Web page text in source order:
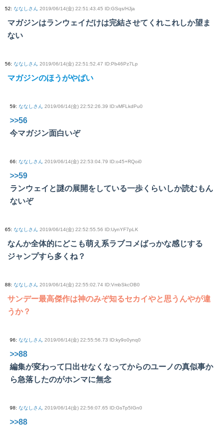
52: ななしさん 2019/06/14(金) 22:51:43.45 ID:GSqs/HJja
マガジンはランウェイだけは完結させてくれこれしか望ま
ない
56: ななしさん 2019/06/14(金) 22:51:52.47 ID:Pb46Pz7Lp
マガジンのほうがやばい
59: ななしさん 2019/06/14(金) 22:52:26.39 ID:vMFLkdPu0
>>56
今マガジン面白いぞ
66: ななしさん 2019/06/14(金) 22:53:04.79 ID:o45+RQoi0
>>59
ランウェイと謎の展開をしている一歩くらいしか読むもん
ないぞ
65: ななしさん 2019/06/14(金) 22:52:55.56 ID:UynYF7pLK
なんか全体的にどこも萌え系ラブコメばっかな感じする
ジャンプすら多くね？
88: ななしさん 2019/06/14(金) 22:55:02.74 ID:VmbSkcOB0
サンデー最高傑作は神のみぞ知るセカイやと思うんやが違
うか？
96: ななしさん 2019/06/14(金) 22:55:56.73 ID:ky9o0ynq0
>>88
編集が変わって口出せなくなってからのユーノの真似事か
ら急落したのがホンマに無念
98: ななしさん 2019/06/14(金) 22:56:07.65 ID:GsTp5IGn0
>>88